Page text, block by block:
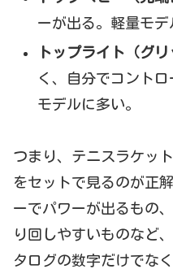
ーが出る。軽量モデ
トップライト（グリ
く、自分でコント
モデルに多い。
つまり、テニスラケッ
をセットで見るのが正
ーでパワーが出るもの
り回しやすいものなど
タログの数字だけでな